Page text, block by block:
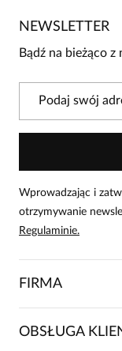
4
3
1
W naszej
Bożena
jakościowy,
NEWSLETTER
Bądź na bieżąco
Wprowadzając i
otrzymywanie
Regulaminie.
FIRMA
OBSŁUGA